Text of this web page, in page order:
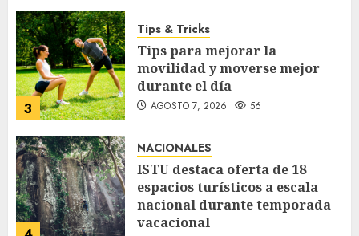
3
Tips & Tricks
Tips para mejorar la
movilidad y moverse mejor
durante el día
AGOSTO 7, 2026 56
NACIONALES
ISTU destaca oferta de 18
espacios turísticos a escala
nacional durante temporada
vacacional